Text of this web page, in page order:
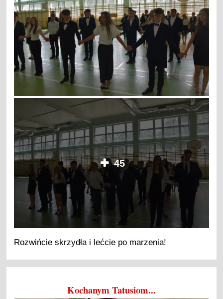
45
Rozwińcie skrzydła i lećcie po marzenia!
Kochanym Tatusiom...